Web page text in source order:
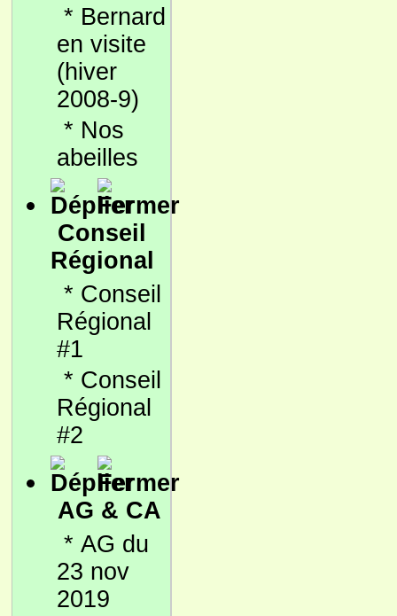
* Bernard
en visite
(hiver
2008-9)
* Nos
abeilles
Conseil
Régional
* Conseil
Régional
#1
* Conseil
Régional
#2
AG & CA
* AG du
23 nov
2019